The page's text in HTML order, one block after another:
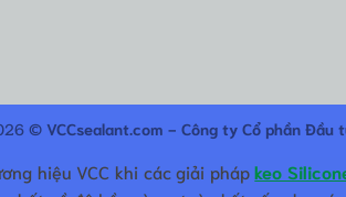
© VCCsealant.com - Công ty Cổ phần Đầu
hiệu VCC khi các giải phápkeo